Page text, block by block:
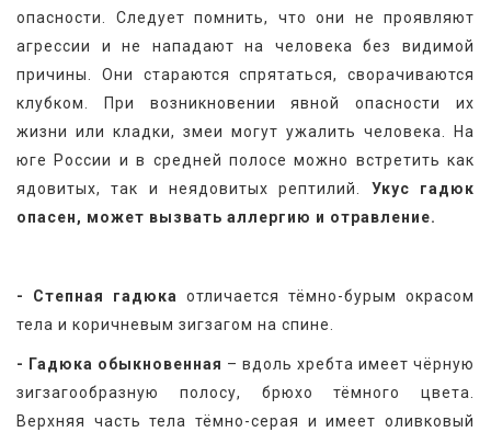
опасности. Следует помнить, что они не проявляют
агрессии и не нападают на человека без видимой
причины. Они стараются спрятаться, сворачиваются
клубком. При возникновении явной опасности их
жизни или кладки, змеи могут ужалить человека. На
юге России и в средней полосе можно встретить как
ядовитых, так и неядовитых рептилий. Укус гадюк
опасен, может вызвать аллергию и отравление.
- Степная гадюка
отличается тёмно-бурым окрасом
тела и коричневым зигзагом на спине.
- Гадюка обыкновенная – вдоль хребта имеет чёрную
зигзагообразную полосу, брюхо тёмного цвета.
Верхняя часть тела тёмно-серая и имеет оливковый